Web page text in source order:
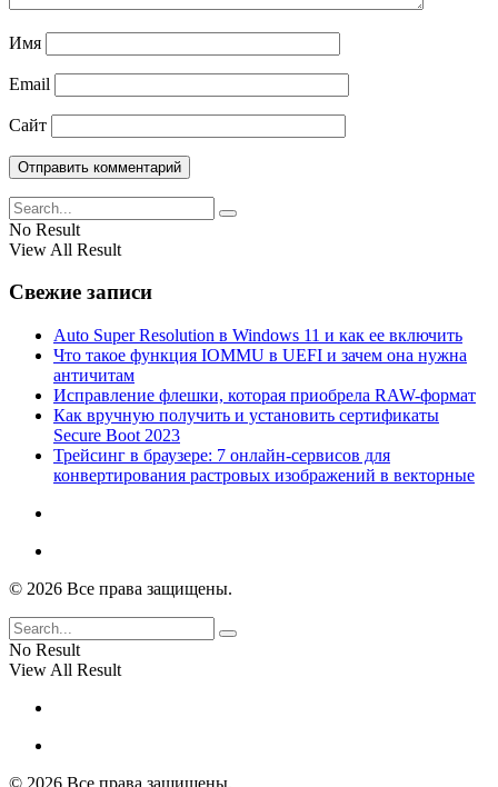
Имя
Email
Сайт
No Result
View All Result
Свежие записи
Auto Super Resolution в Windows 11 и как ее включить
Что такое функция IOMMU в UEFI и зачем она нужна
античитам
Исправление флешки, которая приобрела RAW-формат
Как вручную получить и установить сертификаты
Secure Boot 2023
Трейсинг в браузере: 7 онлайн-сервисов для
конвертирования растровых изображений в векторные
© 2026 Все права защищены.
No Result
View All Result
© 2026 Все права защищены.